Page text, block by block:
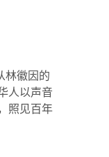
林徽因的
人以声音
照见百年